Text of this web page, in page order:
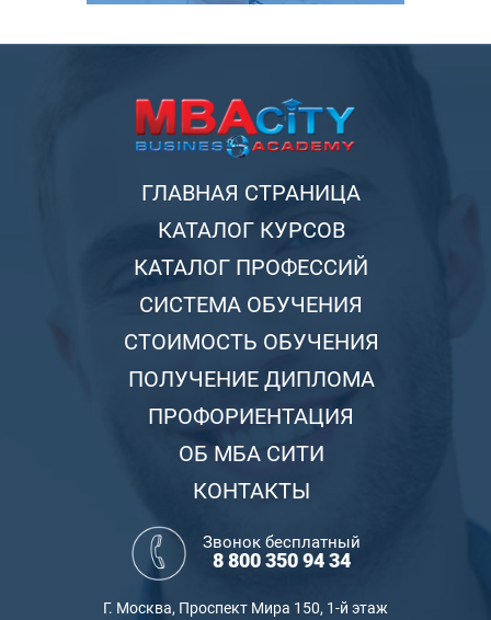
ГЛАВНАЯ СТРАНИЦА
КАТАЛОГ КУРСОВ
КАТАЛОГ ПРОФЕССИЙ
СИСТЕМА ОБУЧЕНИЯ
СТОИМОСТЬ ОБУЧЕНИЯ
ПОЛУЧЕНИЕ ДИПЛОМА
ПРОФОРИЕНТАЦИЯ
ОБ МБА СИТИ
КОНТАКТЫ
Звонок бесплатный
8 800 350 94 34
Г. Москва, Проспект Мира 150, 1-й этаж